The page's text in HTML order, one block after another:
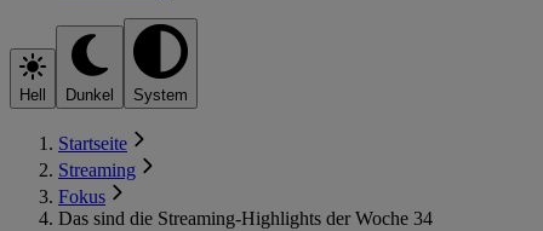
Hell Dunkel System
Startseite
Streaming
Fokus
Das sind die Streaming-Highlights der Woche 34